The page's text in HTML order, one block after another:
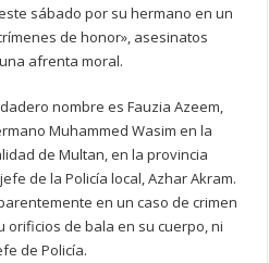
sábado por su hermano en un
de honor», asesinatos
afrenta moral.
nombre es Fauzia Azeem,
Muhammed Wasim en la
de Multan, en la provincia
de la Policía local, Azhar Akram.
en un caso de crimen
orificios de bala en su cuerpo, ni
de Policía.